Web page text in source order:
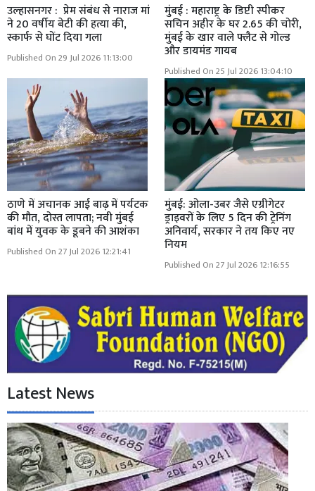
उल्हासनगर : प्रेम संबंध से नाराज मां
ने 20 वर्षीय बेटी की हत्या की,
स्कार्फ से घोंट दिया गला
Published On 29 Jul 2026 11:13:00
मुंबई : महाराष्ट्र के डिप्टी स्पीकर
सचिन अहीर के घर 2.65 की चोरी,
मुंबई के खार वाले फ्लैट से गोल्ड
और डायमंड गायब
Published On 25 Jul 2026 13:04:10
ठाणे में अचानक आई बाढ़ में पर्यटक
की मौत, दोस्त लापता; नवी मुंबई
बांध में युवक के डूबने की आशंका
Published On 27 Jul 2026 12:21:41
मुंबई: ओला-उबर जैसे एग्रीगेटर
ड्राइवरों के लिए 5 दिन की ट्रेनिंग
अनिवार्य, सरकार ने तय किए नए
नियम
Published On 27 Jul 2026 12:16:55
Latest News